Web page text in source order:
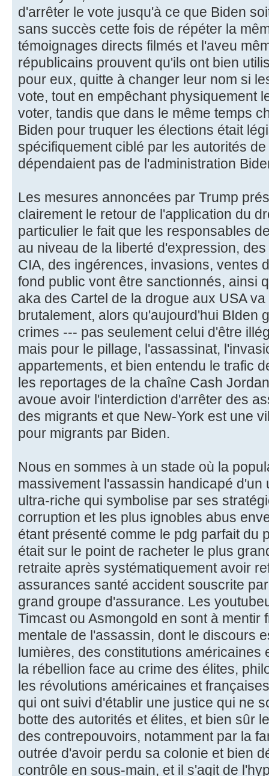
d'arrêter le vote jusqu'à ce que Biden
sans succès cette fois de répéter la
témoignages directs filmés et l'aveu
républicains prouvent qu'ils ont bien
pour eux, quitte à changer leur nom si
vote, tout en empêchant physiquement
voter, tandis que dans le même temps
Biden pour truquer les élections était
spécifiquement ciblé par les autorités
dépendaient pas de l'administration
Les mesures annoncées par Trump
clairement le retour de l'application du
particulier le fait que les responsables
au niveau de la liberté d'expression,
CIA, des ingérences, invasions, ventes
fond public vont être sanctionnés, ainsi
aka des Cartel de la drogue aux USA
brutalement, alors qu'aujourd'hui BIden
crimes --- pas seulement celui d'être
mais pour le pillage, l'assassinat,
appartements, et bien entendu le trafic
les reportages de la chaîne Cash
avoue avoir l'interdiction d'arrêter des
des migrants et que New-York est une
pour migrants par Biden.
Nous en sommes à un stade où la
massivement l'assassin handicapé d'un
ultra-riche qui symbolise par ses
corruption et les plus ignobles abus
étant présenté comme le pdg parfait du
était sur le point de racheter le plus
retraite après systématiquement avoir
assurances santé accident souscrite
grand groupe d'assurance. Les
Timcast ou Asmongold en sont à mentir
mentale de l'assassin, dont le discours
lumières, des constitutions américaines
la rébellion face au crime des élites,
les révolutions américaines et
qui ont suivi d'établir une justice qui ne
botte des autorités et élites, et bien sûr
des contrepouvoirs, notamment par la
outrée d'avoir perdu sa colonie et bien
contrôle en sous-main, et il s'agit de